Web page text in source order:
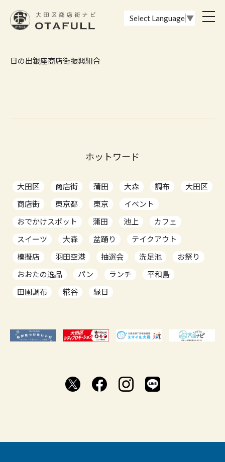
Select Language ▼
日の出銀座商店街振興組合
ホットワード
大田区 商店街 蒲田 大森 調布
大田区
商店街
東京都 東京
イベント
おでかけスポット
蒲田 池上
カフェ
スイーツ
大森 盆踊り
テイクアウト
模擬店
羽田空港 抽選会 洗足池
お祭り
おおたの逸品
パン ランチ
平和島
田園調布
糀谷 縁日